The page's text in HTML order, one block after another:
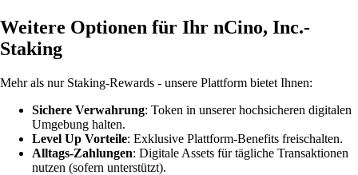
Weitere Optionen für Ihr nCino, Inc.-
Staking
Mehr als nur Staking-Rewards - unsere Plattform bietet Ihnen:
Sichere Verwahrung: Token in unserer hochsicheren digitalen
Umgebung halten.
Level Up Vorteile: Exklusive Plattform-Benefits freischalten.
Alltags-Zahlungen: Digitale Assets für tägliche Transaktionen
nutzen (sofern unterstützt).